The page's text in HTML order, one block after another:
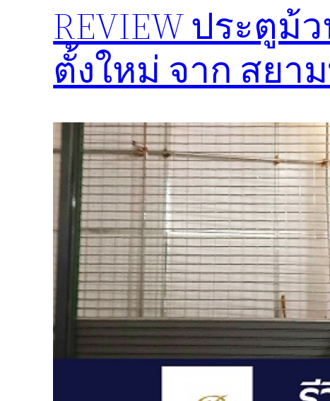
REVIEW ประตู
ตั้งใหม่ จาก สยาม